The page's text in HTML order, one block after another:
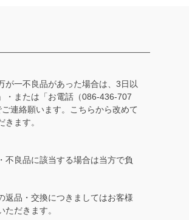
が一不良品があった場合は、3日以
・または「お電話（086-436-707
連絡願います。こちらから改めて
きます。
不良品に該当する場合は当方で負
返品・交換につきましてはお客様
ただきます。